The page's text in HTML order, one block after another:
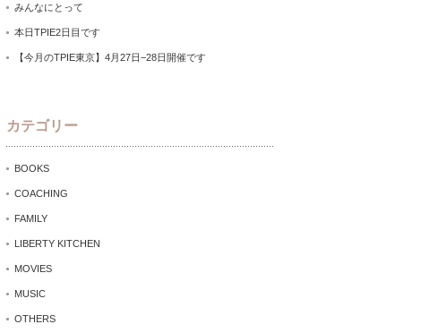
みんなにとって
本日TPIE2日目です
【今月のTPIE東京】4月27日−28日開催です
カテゴリー
BOOKS
COACHING
FAMILY
LIBERTY KITCHEN
MOVIES
MUSIC
OTHERS